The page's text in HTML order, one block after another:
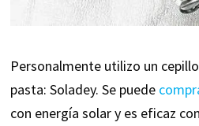
Personalmente utilizo un
pasta: Soladey. Se puede
con energía solar y es eficaz